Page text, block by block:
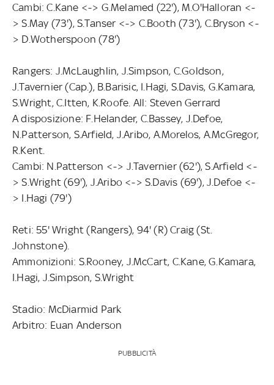
Cambi: C.Kane <-> G.Melamed (22'), M.O'Halloran <-
> S.May (73'), S.Tanser <-> C.Booth (73'), C.Bryson <-
> D.Wotherspoon (78')
Rangers: J.McLaughlin, J.Simpson, C.Goldson,
J.Tavernier (Cap.), B.Barisic, I.Hagi, S.Davis, G.Kamara,
S.Wright, C.Itten, K.Roofe. All: Steven Gerrard
A disposizione: F.Helander, C.Bassey, J.Defoe,
N.Patterson, S.Arfield, J.Aribo, A.Morelos, A.McGregor,
R.Kent.
Cambi: N.Patterson <-> J.Tavernier (62'), S.Arfield <-
> S.Wright (69'), J.Aribo <-> S.Davis (69'), J.Defoe <-
> I.Hagi (79')
Reti: 55' Wright (Rangers), 94' (R) Craig (St.
Johnstone).
Ammonizioni: S.Rooney, J.McCart, C.Kane, G.Kamara,
I.Hagi, J.Simpson, S.Wright
Stadio: McDiarmid Park
Arbitro: Euan Anderson
PUBBLICITÀ